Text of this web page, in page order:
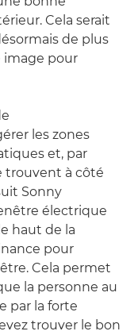
Cela serait
de plus
image pour
les zones
et, par
trouvent à côté
Sonny
électrique
haut de la
pour
Cela permet
la personne au
par la forte
trouver le bon